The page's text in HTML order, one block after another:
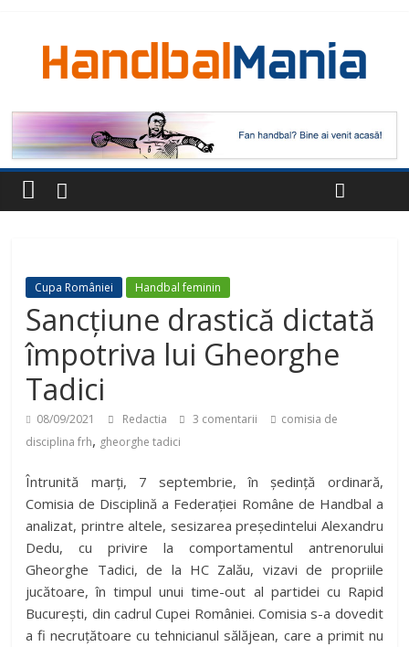
Cupa României Handbal feminin
Sancțiune drastică dictată
împotriva lui Gheorghe
Tadici
08/09/2021 Redactia 3 comentarii
comisia de
disciplina frh, gheorghe tadici
Întrunită marți, 7 septembrie, în ședință ordinară,
Comisia de Disciplină a Federației Române de Handbal a
analizat, printre altele, sesizarea președintelui Alexandru
Dedu, cu privire la comportamentul antrenorului
Gheorghe Tadici, de la HC Zalău, vizavi de propriile
jucătoare, în timpul unui time-out al partidei cu Rapid
București, din cadrul Cupei României. Comisia s-a dovedit
a fi necruțătoare cu tehnicianul sălăjean, care a primit nu